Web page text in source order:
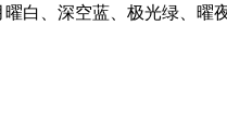
白、深空蓝、极光绿、曜